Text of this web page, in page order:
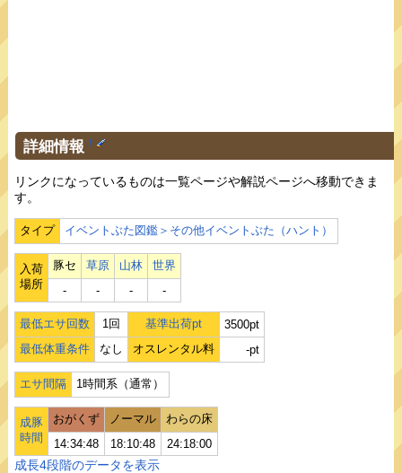
詳細情報 †
リンクになっているものは一覧ページや解説ページへ移動できま
す。
タイプ イベントぶた図鑑＞その他イベントぶた（ハント）
入荷
場所
豚セ 草原 山林
世界
‐
‐ ‐ ‐
最低エサ回数 1回 基準出荷pt
3500pt
最低体重条件
なし オスレンタル料 -pt
エサ間隔 1時間系（通常）
成豚
時間
おがくず ノーマル
わらの床
14:34:48
18:10:48 24:18:00
成長4段階のデータを表示